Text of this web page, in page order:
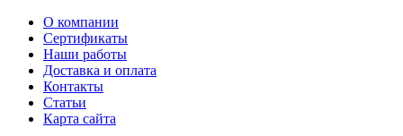
О компании
Сертификаты
Наши работы
Доставка и оплата
Контакты
Статьи
Карта сайта